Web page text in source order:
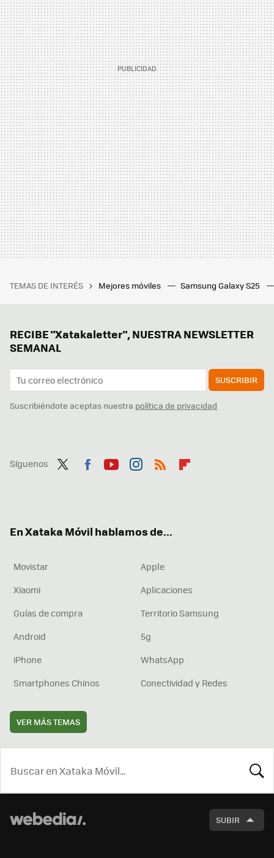
TEMAS DE INTERÉS Mejores móviles Samsung Galaxy S25
RECIBE "Xatakaletter", NUESTRA NEWSLETTER
SEMANAL
SUSCRIBIR
Suscribiéndote aceptas nuestra política de privacidad
Síguenos
En Xataka Móvil hablamos de...
Movistar
Apple
Xiaomi
Aplicaciones
Guías de compra
Territorio Samsung
Android
5g
iPhone
WhatsApp
Smartphones Chinos
Conectividad y Redes
VER MÁS TEMAS
SUBIR